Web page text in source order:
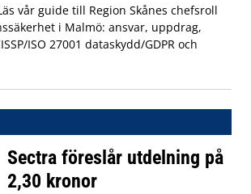
vår guide till Region Skånes chefsroll
i Malmö: ansvar, uppdrag,
ISO 27001 dataskydd/GDPR och
Sectra föreslår utdelning på
2,30 kronor